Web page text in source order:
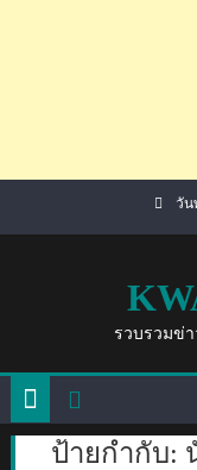
วัน
รวบรวมข่
ป้ายกำกับ: